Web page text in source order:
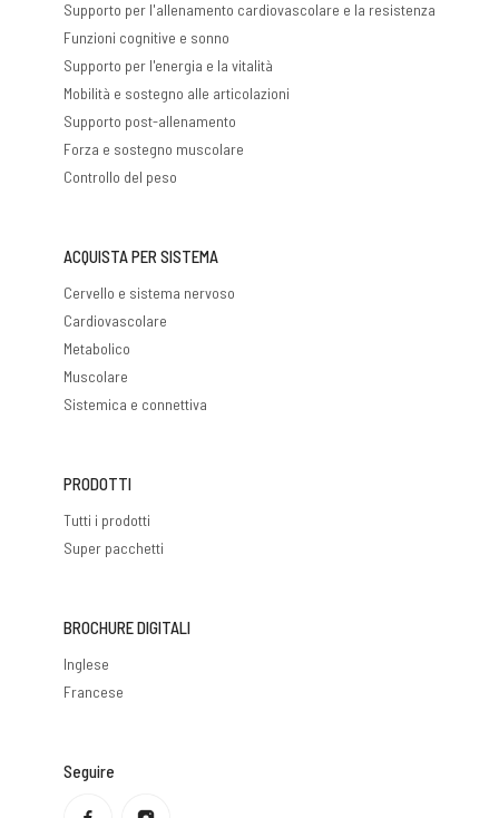
Supporto per l'allenamento cardiovascolare e la resistenza
Funzioni cognitive e sonno
Supporto per l'energia e la vitalità
Mobilità e sostegno alle articolazioni
Supporto post-allenamento
Forza e sostegno muscolare
Controllo del peso
ACQUISTA PER SISTEMA
Cervello e sistema nervoso
Cardiovascolare
Metabolico
Muscolare
Sistemica e connettiva
PRODOTTI
Tutti i prodotti
Super pacchetti
BROCHURE DIGITALI
Inglese
Francese
SeguireInformativa sulla privacy
Politica di rimborso